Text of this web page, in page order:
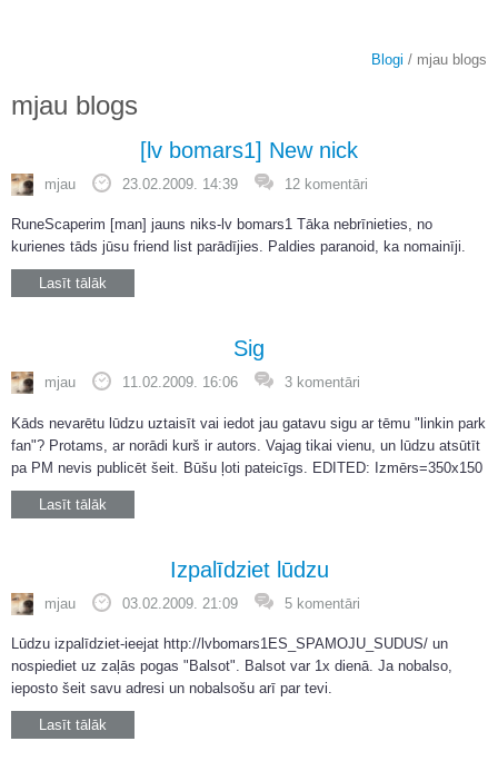
Blogi / mjau blogs
mjau blogs
[lv bomars1] New nick
mjau 23.02.2009. 14:39 12 komentāri
RuneScaperim [man] jauns niks-lv bomars1 Tāka nebrīnieties, no
kurienes tāds jūsu friend list parādījies. Paldies paranoid, ka nomainīji.
Lasīt tālāk
Sig
mjau 11.02.2009. 16:06 3 komentāri
Kāds nevarētu lūdzu uztaisīt vai iedot jau gatavu sigu ar tēmu "linkin park
fan"? Protams, ar norādi kurš ir autors. Vajag tikai vienu, un lūdzu atsūtīt
pa PM nevis publicēt šeit. Būšu ļoti pateicīgs. EDITED: Izmērs=350x150
Lasīt tālāk
Izpalīdziet lūdzu
mjau 03.02.2009. 21:09 5 komentāri
Lūdzu izpalīdziet-ieejat http://lvbomars1ES_SPAMOJU_SUDUS/ un
nospiediet uz zaļās pogas "Balsot". Balsot var 1x dienā. Ja nobalso,
ieposto šeit savu adresi un nobalsošu arī par tevi.
Lasīt tālāk